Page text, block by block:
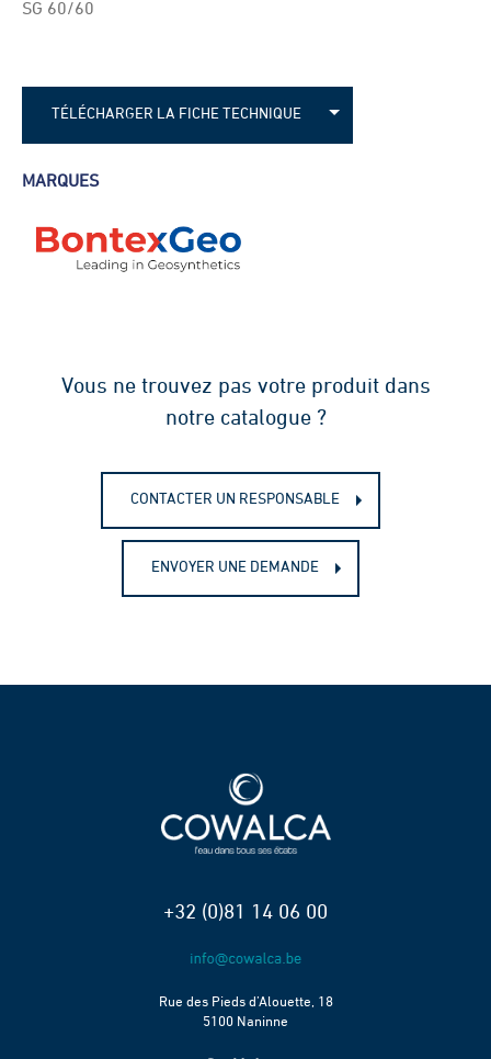
SG 60/60
TÉLÉCHARGER LA FICHE TECHNIQUE
Fiche technique - Géotextile tissé - SG 18
18 DS F
MARQUES
Vous ne trouvez pas votre produit dans
notre catalogue ?
CONTACTER UN RESPONSABLE
ENVOYER UNE DEMANDE
+32 (0)81 14 06 00
Rue des Pieds d’Alouette, 18
5100 Naninne